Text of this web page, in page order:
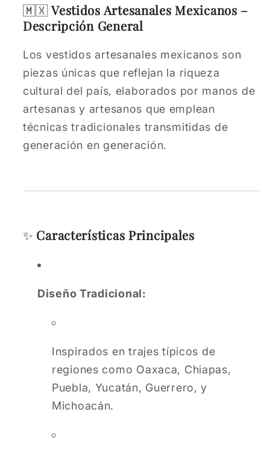
🇲🇽Vestidos Artesanales Mexicanos –
Descripción General
Los vestidos artesanales mexicanos son
piezas únicas que reflejan la riqueza
cultural del país, elaborados por manos de
artesanas y artesanos que emplean
técnicas tradicionales transmitidas de
generación en generación.
✨ Características Principales
Diseño Tradicional:
Inspirados en trajes típicos de
regiones como Oaxaca, Chiapas,
Puebla, Yucatán, Guerrero, y
Michoacán.